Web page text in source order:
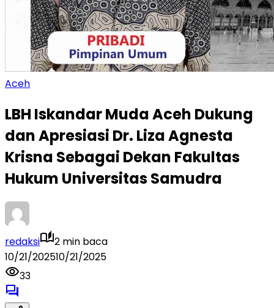
Aceh
LBH Iskandar Muda Aceh Dukung
dan Apresiasi Dr. Liza Agnesta
Krisna Sebagai Dekan Fakultas
Hukum Universitas Samudra
redaksi
2 min baca
10/21/202510/21/2025
33